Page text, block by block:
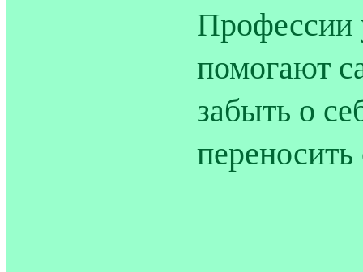
Профессии
помогают
забыть о
переносить